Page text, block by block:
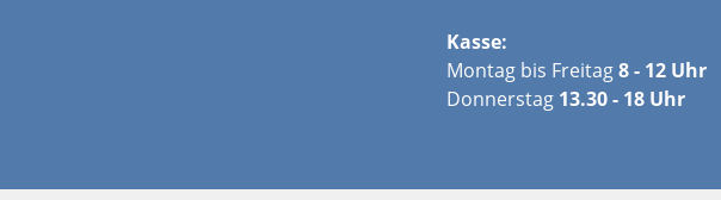
Kasse:
Montag bis Freitag8 - 12 Uhr
Donnerstag 13.30 - 18 Uhr